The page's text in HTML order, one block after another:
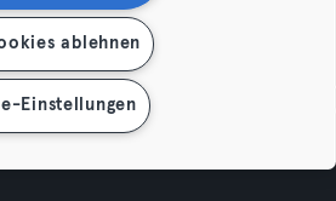
Verträge widerrufen
ablehnen
Einstellungen